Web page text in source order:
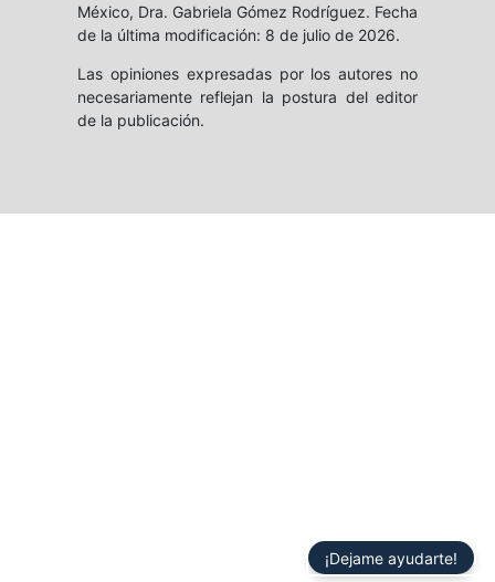
México, Dra. Gabriela Gómez Rodríguez. Fecha
de la última modificación: 8 de julio de 2026.
Las opiniones expresadas por los autores no
necesariamente reflejan la postura del editor
de la publicación.
¡Dejame ayudarte!